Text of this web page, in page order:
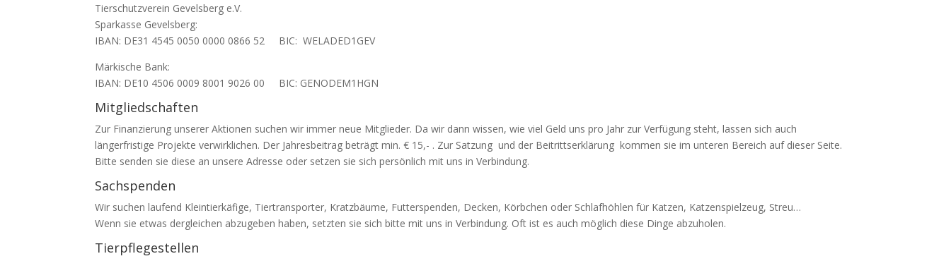
Tierschutzverein Gevelsberg e.V.
Sparkasse Gevelsberg:
IBAN: DE31 4545 0050 0000 0866 52 BIC: WELADED1GEV
Märkische Bank:
IBAN: DE10 4506 0009 8001 9026 00 BIC: GENODEM1HGN
Mitgliedschaften
Zur Finanzierung unserer Aktionen suchen wir immer neue Mitglieder. Da wir dann wissen, wie viel Geld uns pro Jahr zur Verfügung steht, lassen sich auch
längerfristige Projekte verwirklichen. Der Jahresbeitrag beträgt min. € 15,- . Zur Satzung und der Beitrittserklärung kommen sie im unteren Bereich auf dieser Seite.
Bitte senden sie diese an unsere Adresse oder setzen sie sich persönlich mit uns in Verbindung.
Sachspenden
Wir suchen laufend Kleintierkäfige, Tiertransporter, Kratzbäume, Futterspenden, Decken, Körbchen oder Schlafhöhlen für Katzen, Katzenspielzeug, Streu…
Wenn sie etwas dergleichen abzugeben haben, setzten sie sich bitte mit uns in Verbindung. Oft ist es auch möglich diese Dinge abzuholen.
Tierpflegestellen